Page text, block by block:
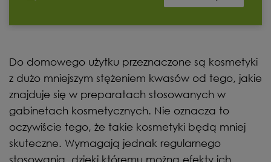
Do domowego użytku przeznaczone są kosmetyki
z dużo mniejszym stężeniem kwasów od tego, jakie
znajduje się w preparatach stosowanych w
gabinetach kosmetycznych. Nie oznacza to
oczywiście tego, że takie kosmetyki będą mniej
skuteczne. Wymagają jednak regularnego
stosowania, dzięki któremu można efekty ich